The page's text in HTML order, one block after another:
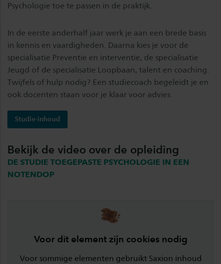
Psychologie toe te passen in de praktijk.
In de eerste anderhalf jaar werk je aan een brede basis
in kennis en vaardigheden. Daarna kies je voor de
specialisatie Preventie en interventie, de specialisatie
Jeugd of de specialisatie Loopbaan, talent en coaching.
Twijfels of hulp nodig? Een studiecoach begeleidt je en
ook docenten staan voor je klaar voor advies.
Studie-inhoud
Bekijk de video over de opleiding
DE STUDIE TOEGEPASTE PSYCHOLOGIE IN EEN
NOTENDOP
Voor dit element zijn cookies nodig
Voor sommige elementen gebruikt Saxion inhoud